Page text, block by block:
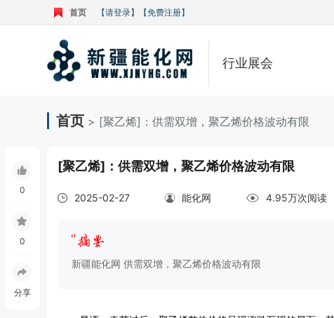
首页 【请登录】 【免费注册】
行业展会
首页 > [聚乙烯]：供需双增，聚乙烯价格波动有限
[聚乙烯]：供需双增，聚乙烯价格波动有限
2025-02-27 能化网 4.95万次阅读
新疆能化网 供需双增，聚乙烯价格波动有限
0
0
分享